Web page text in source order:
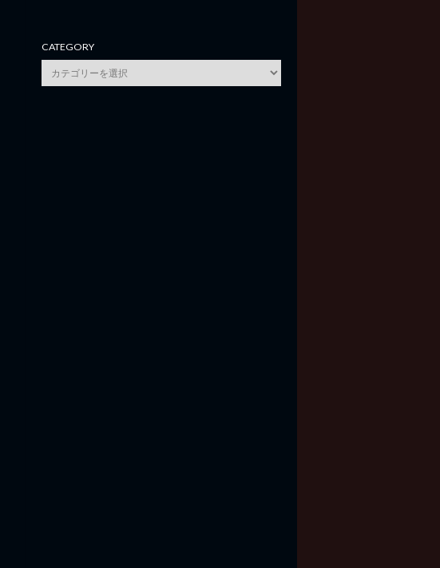
CATEGORY
category